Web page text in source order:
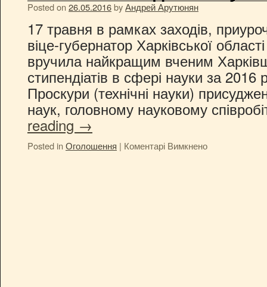
Posted on 26.05.2016byАндрей Арутюнян
17 травня в рамках заходів,
віце-губернатор Харківської
вручила найкращим вченим
стипендіатів в сфері науки за 2016
Проскури (технічні науки)
наук, головному науковому
reading →
Posted in Оголошення | Коментарі Вимкнено